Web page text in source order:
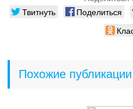
Твитнуть Поделиться
Похожие публикации